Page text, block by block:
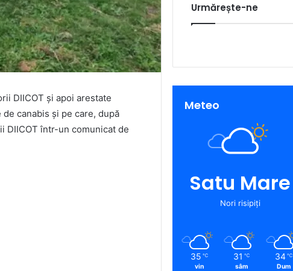
DIICOT și apoi arestate
canabis și pe care, după
DIICOT într-un comunicat de
Urmărește-ne
Meteo
Satu Mare
Nori risipiți
35 ℃
vin
31 ℃
sâm
34 ℃
Dum